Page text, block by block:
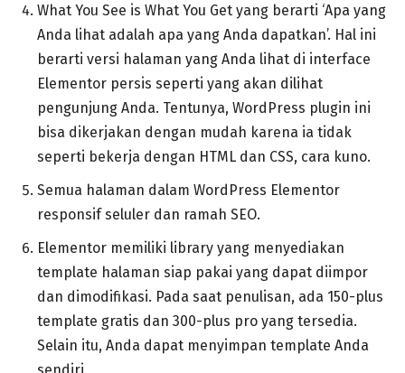
What You See is What You Get yang berarti ‘Apa yang
Anda lihat adalah apa yang Anda dapatkan’. Hal ini
berarti versi halaman yang Anda lihat di interface
Elementor persis seperti yang akan dilihat
pengunjung Anda. Tentunya, WordPress plugin ini
bisa dikerjakan dengan mudah karena ia tidak
seperti bekerja dengan HTML dan CSS, cara kuno.
Semua halaman dalam WordPress Elementor
responsif seluler dan ramah SEO.
Elementor memiliki library yang menyediakan
template halaman siap pakai yang dapat diimpor
dan dimodifikasi. Pada saat penulisan, ada 150-plus
template gratis dan 300-plus pro yang tersedia.
Selain itu, Anda dapat menyimpan template Anda
sendiri.